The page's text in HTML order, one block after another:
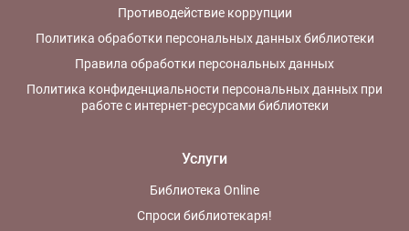
Противодействие коррупции
Политика обработки персональных данных библиотеки
Правила обработки персональных данных
Политика конфиденциальности персональных данных при
работе с интернет-ресурсами библиотеки
Услуги
Библиотека Online
Спроси библиотекаря!